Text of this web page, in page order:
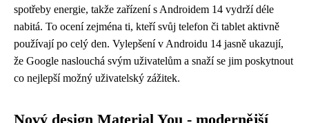
spotřeby energie, takže zařízení s Androidem 14 vydrží déle
nabitá. To ocení zejména ti, kteří svůj telefon či tablet aktivně
používají po celý den. Vylepšení v Androidu 14 jasně ukazují,
že Google naslouchá svým uživatelům a snaží se jim poskytnout
co nejlepší možný uživatelský zážitek.
Nový design Material You - modernější